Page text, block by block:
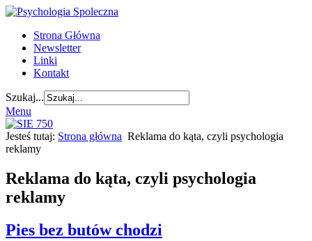
Strona Główna
Newsletter
Linki
Kontakt
Szukaj...
Menu
Jesteś tutaj: Strona główna Reklama do kąta, czyli psychologia
reklamy
Reklama do kąta, czyli psychologia
reklamy
Pies bez butów chodzi